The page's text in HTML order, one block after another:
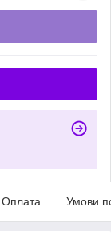
Оплата Умови